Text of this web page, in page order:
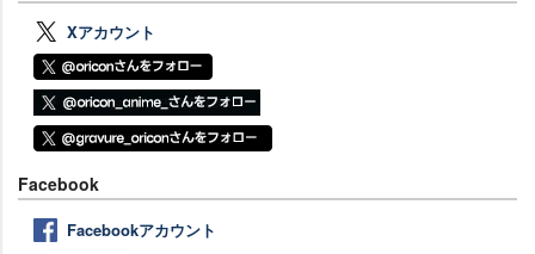
Xアカウント
Facebook
Facebookアカウント